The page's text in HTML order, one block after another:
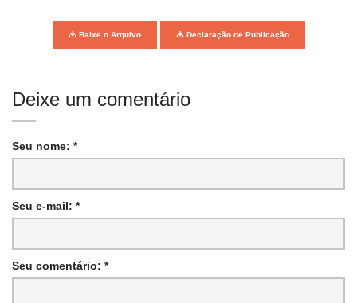
Baixe o Arquivo Declaração de Publicação
Deixe um comentário
Seu nome: *
Seu e-mail: *
Seu comentário: *